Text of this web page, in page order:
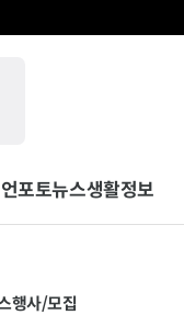
포토뉴스생활정보
행사/모집